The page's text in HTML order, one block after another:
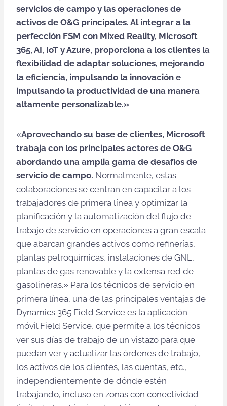
servicios de campo y las operaciones de
activos de O&G principales. Al integrar a la
perfección FSM con Mixed Reality, Microsoft
365, AI, IoT y Azure, proporciona a los clientes la
flexibilidad de adaptar soluciones, mejorando
la eficiencia, impulsando la innovación e
impulsando la productividad de una manera
altamente personalizable.»
«Aprovechando su base de clientes, Microsoft
trabaja con los principales actores de O&G
abordando una amplia gama de desafíos de
servicio de campo. Normalmente, estas
colaboraciones se centran en capacitar a los
trabajadores de primera línea y optimizar la
planificación y la automatización del flujo de
trabajo de servicio en operaciones a gran escala
que abarcan grandes activos como refinerías,
plantas petroquímicas, instalaciones de GNL,
plantas de gas renovable y la extensa red de
gasolineras.» Para los técnicos de servicio en
primera línea, una de las principales ventajas de
Dynamics 365 Field Service es la aplicación
móvil Field Service, que permite a los técnicos
ver sus días de trabajo de un vistazo para que
puedan ver y actualizar las órdenes de trabajo,
los activos de los clientes, las cuentas, etc.,
independientemente de dónde estén
trabajando, incluso en zonas con conectividad